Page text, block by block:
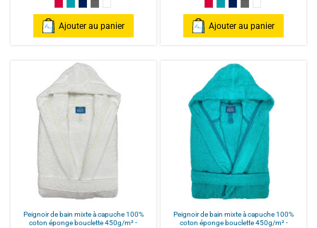
Framboise/Fuschia
Bleu Canard
Bleu Marine/Navy Blue
Gris/Grey
Blanc/White
Ajouter au panier
Framboise/Fuschia
Bleu Canard
Bleu Marine/Navy
Gris/Grey
Blanc/White
Ajouter au panier
Peignoir de bain mixte à capuche 100%
coton éponge bouclette 450g/m² -
Peignoir de bain mixte à capuche 100%
coton éponge bouclette 450g/m² -